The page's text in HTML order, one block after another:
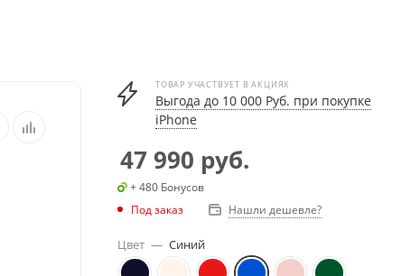
ТОВАР УЧАСТВУЕТ В АКЦИЯХ
Выгода до 10 000 Руб. при покупке
iPhone
47 990 руб.
+ 480 Бонусов
Под заказ
Нашли дешевле?
Цвет — Синий